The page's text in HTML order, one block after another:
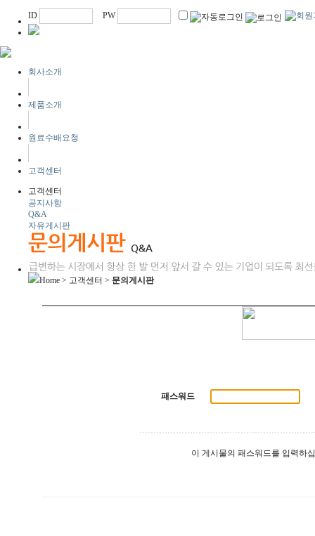
ID PW
회사소개
제품소개
원료수배요청
고객센터
고객센터
공지사항
Q&A
자유게시판
Home > 고객센터 > 문의게시판
패스워드
이 게시물의 패스워드를 입력하